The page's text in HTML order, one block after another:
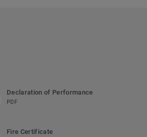
Declaration of Performance
PDF
Fire Certificate